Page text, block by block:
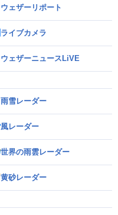
ウェザーリポート
ライブカメラ
ウェザーニュースLiVE
雨雪レーダー
風レーダー
世界の雨雲レーダー
黄砂レーダー